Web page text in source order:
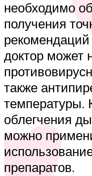
необходимо
получения
доктор может
также
температуры.
облегчения
можно
препаратов.